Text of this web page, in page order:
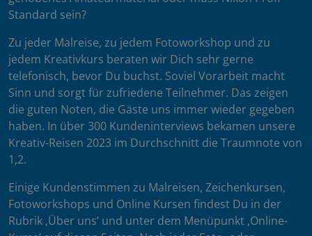
Standard sein?
Zu jeder Malreise, zu jedem Fotoworkshop und zu
jedem Kreativkurs beraten wir Dich sehr gerne
telefonisch, bevor Du buchst. Soviel Vorarbeit macht
Sinn und sorgt für zufriedene Teilnehmer. Das zeigen
die guten Noten, die Gäste uns immer wieder gegeben
haben. In über 300 Kundeninterviews bekamen unsere
Kreativ-Reisen 2023 im Durchschnitt die Traumnote von
1,2.
Einige Kundenstimmen zu Malreisen, Zeichenkursen,
Fotoworkshops und Online Kursen findest Du in der
Rubrik ‚Über uns’ und unter dem Menüpunkt ‚Online-